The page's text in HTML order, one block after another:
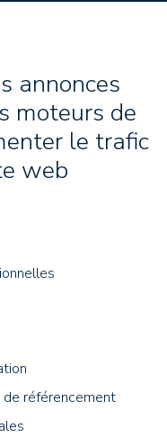
annonces
moteurs de
le trafic
web
référencement